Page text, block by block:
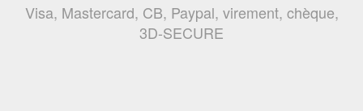
Visa, Mastercard, CB, Paypal, virement, chèque,
3D-SECURE